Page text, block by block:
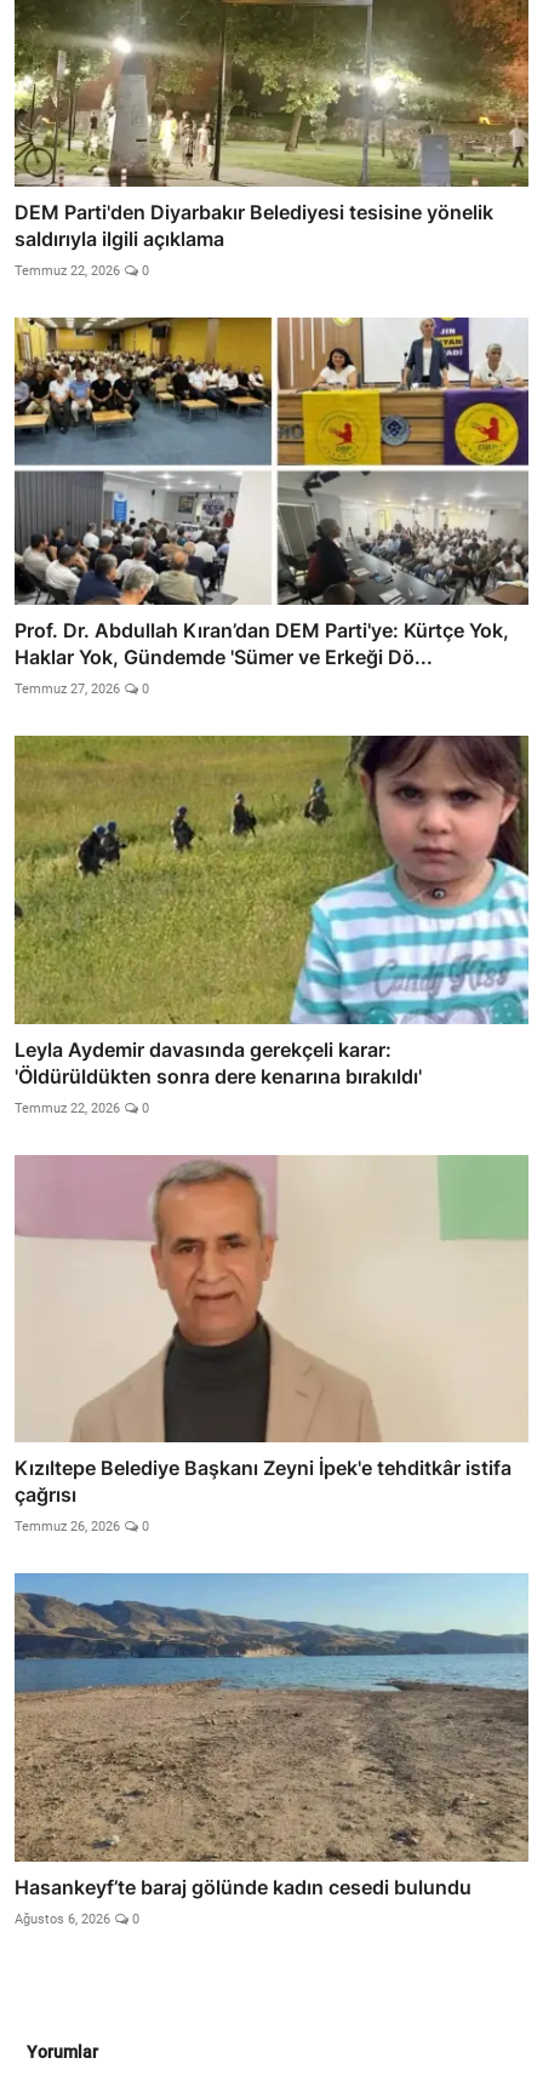
DEM Parti'den Diyarbakır Belediyesi tesisine yönelik
saldırıyla ilgili açıklama
Temmuz 22, 2026 0
Prof. Dr. Abdullah Kıran’dan DEM Parti'ye: Kürtçe Yok,
Haklar Yok, Gündemde 'Sümer ve Erkeği Dö...
Temmuz 27, 2026 0
Leyla Aydemir davasında gerekçeli karar:
'Öldürüldükten sonra dere kenarına bırakıldı'
Temmuz 22, 2026 0
Kızıltepe Belediye Başkanı Zeyni İpek'e tehditkâr istifa
çağrısı
Temmuz 26, 2026 0
Hasankeyf’te baraj gölünde kadın cesedi bulundu
Ağustos 6, 2026 0
Yorumlar